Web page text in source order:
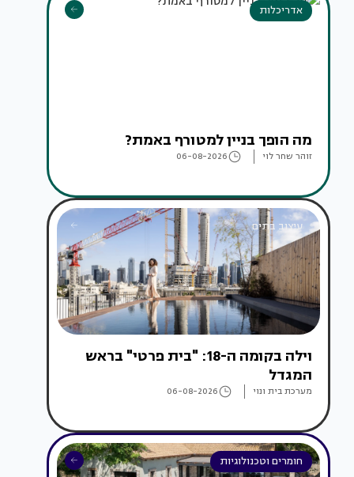
אדריכלות
מה הופך בניין למטורף באמת?
זוהר שחר לוי 06-08-2026
עיצוב בתים
וילה בקומה ה-18: "בית פרטי" בראש
המגדל
מערכת בית ונוי 06-08-2026
חומרים וטכנולוגיות